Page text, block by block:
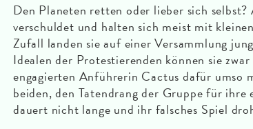
Den Planeten retten oder lieber sich
verschuldet und halten sich meist mit
Zufall landen sie auf einer Versammlung
Idealen der Protestierenden können sie
engagierten Anführerin Cactus dafür umso
beiden, den Tatendrang der Gruppe für ihre
dauert nicht lange und ihr falsches Spiel